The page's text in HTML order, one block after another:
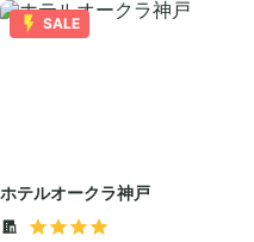
SALE
ホテルオークラ神戸